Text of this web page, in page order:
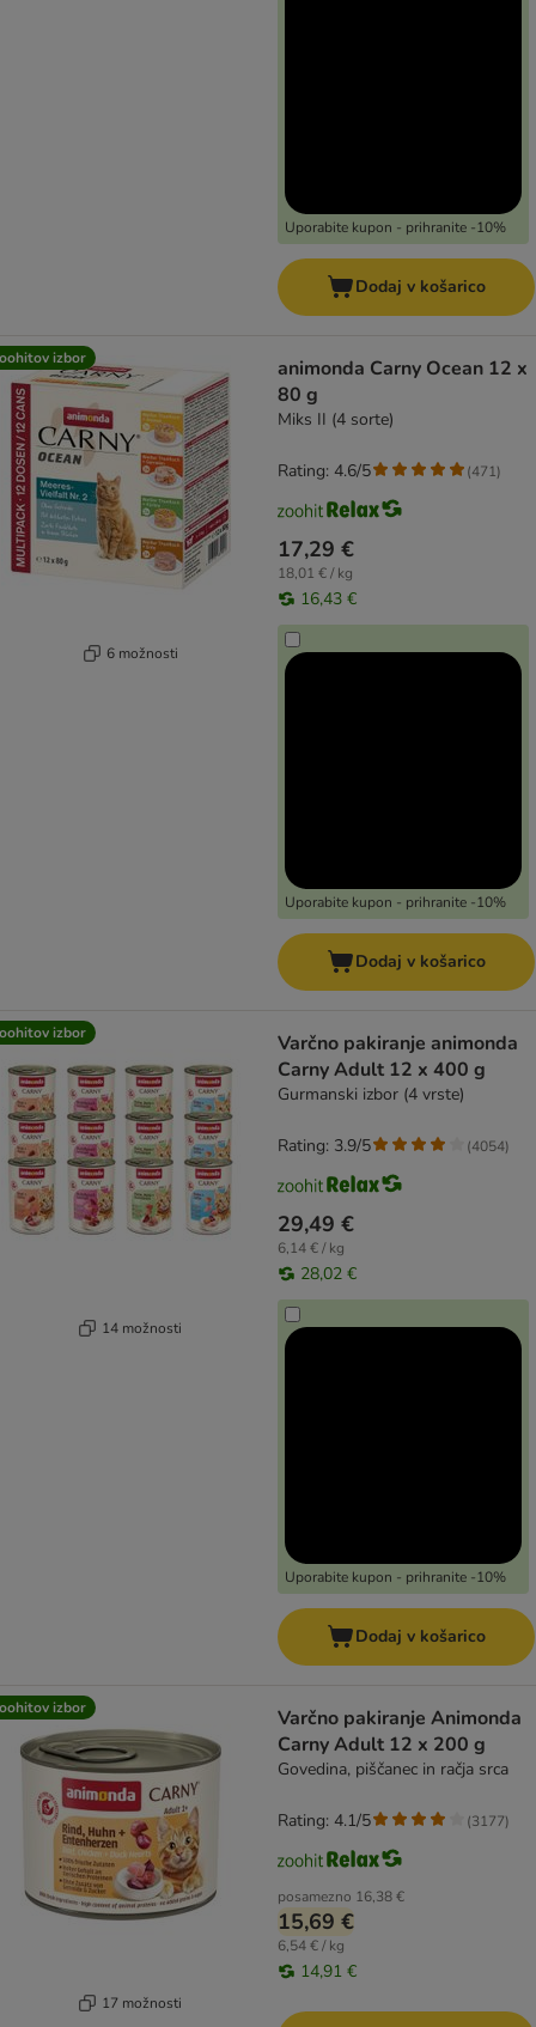
Uporabite kupon - prihranite -10%
Dodaj v košarico
izbor
6 možnosti
animonda Carny Ocean 12 x
80 g
Miks II (4 sorte)
17,29 €
18,01 € / kg
16,43 €
Uporabite kupon - prihranite -10%
Rating: 4.6/5 (471)
Dodaj v košarico
izbor
14 možnosti
Varčno pakiranje animonda
Carny Adult 12 x 400 g
Gurmanski izbor (4 vrste)
29,49 €
6,14 € / kg
28,02 €
Uporabite kupon - prihranite -10%
Rating: 3.9/5 (4054)
Dodaj v košarico
izbor
17 možnosti
Varčno pakiranje Animonda
Carny Adult 12 x 200 g
Govedina, piščanec in račja srca
posamezno 16,38 €
15,69 €
6,54 € / kg
14,91 €
Rating: 4.1/5 (3177)